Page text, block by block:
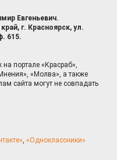
Евгеньевич.
г. Красноярск, ул.
615.
портале «Красраб»,
«Молва», а также
сайта могут не совпадать
, «Одноклассники»